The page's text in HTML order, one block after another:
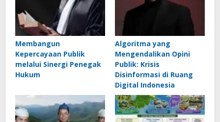
Membangun
Kepercayaan Publik
melalui Sinergi Penegak
Hukum
Algoritma yang
Mengendalikan Opini
Publik: Krisis
Disinformasi di Ruang
Digital Indonesia